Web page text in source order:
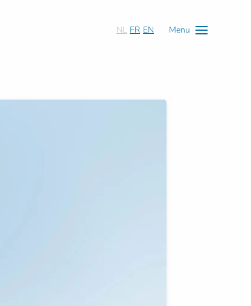
NL FR EN Menu